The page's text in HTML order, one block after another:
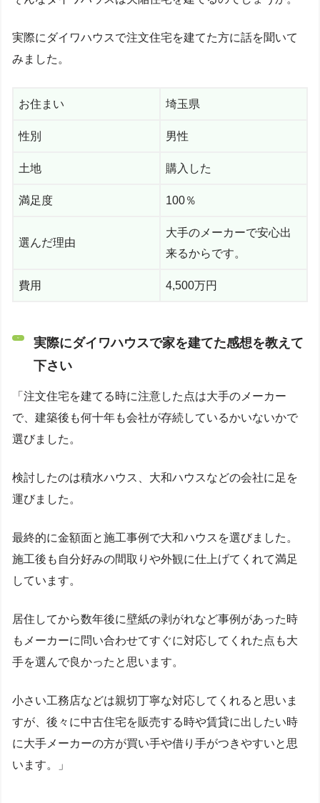
実際にダイワハウスで注文住宅を建てた方に話を聞いて
みました。
お住まい 埼玉県
性別 男性
土地 購入した
満足度 100％
選んだ理由
大手のメーカーで安心出
来るからです。
費用 4,500万円
実際にダイワハウスで家を建てた感想を教えて
下さい
「注文住宅を建てる時に注意した点は大手のメーカー
で、建築後も何十年も会社が存続しているかいないかで
選びました。
検討したのは積水ハウス、大和ハウスなどの会社に足を
運びました。
最終的に金額面と施工事例で大和ハウスを選びました。
施工後も自分好みの間取りや外観に仕上げてくれて満足
しています。
居住してから数年後に壁紙の剥がれなど事例があった時
もメーカーに問い合わせてすぐに対応してくれた点も大
手を選んで良かったと思います。
小さい工務店などは親切丁寧な対応してくれると思いま
すが、後々に中古住宅を販売する時や賃貸に出したい時
に大手メーカーの方が買い手や借り手がつきやすいと思
います。」